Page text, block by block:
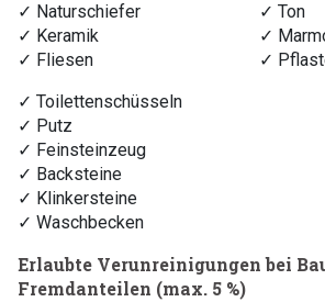
✓ Naturschiefer
✓ Keramik
✓ Fliesen
✓ Ton
✓
✓
✓ Toilettenschüsseln
✓ Putz
✓ Feinsteinzeug
✓ Backsteine
✓ Klinkersteine
✓ Waschbecken
Erlaubte Verunreinigungen bei
Fremdanteilen (max. 5 %)